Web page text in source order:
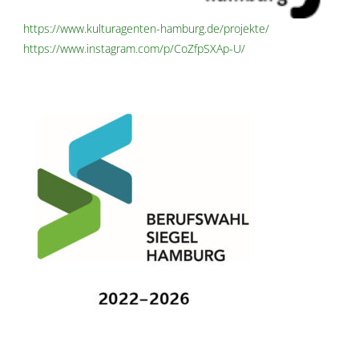
https://www.kulturagenten-hamburg.de/projekte/
https://www.instagram.com/p/CoZfpSXAp-U/